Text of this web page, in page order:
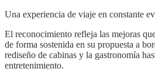
Una experiencia de viaje en constante
El reconocimiento refleja las mejoras
de forma sostenida en su propuesta a
rediseño de cabinas y la gastronomía
entretenimiento.